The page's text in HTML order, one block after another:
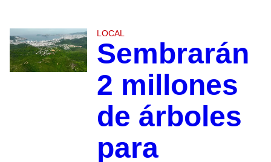
LOCAL
Sembrarán
2 millones
de árboles
para